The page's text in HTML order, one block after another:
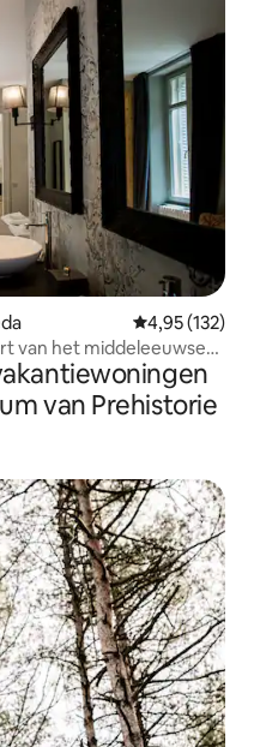
Gemiddelde
4,95 (132)
van het middeleeuwse
van Prehistorie